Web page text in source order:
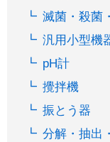
滅菌・殺菌
汎用小型機
pH計
攪拌機
振とう器
分解・抽出